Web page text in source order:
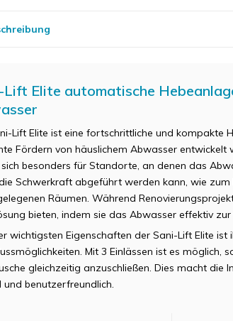
Lift Elite automatische
Lift Elite ist eine fortschrittliche und kompakte
Fördern von häuslichem Abwasser entwickelt
besonders für Standorte, an denen das
Schwerkraft abgeführt werden kann, wie zum
Räumen. Während
bieten, indem sie das Abwasser effektiv
wichtigsten Eigenschaften der Sani-Lift Elite ist
Mit 3 Einlässen ist es möglich,
gleichzeitig anzuschließen. Dies macht die
und benutzerfreundlich.